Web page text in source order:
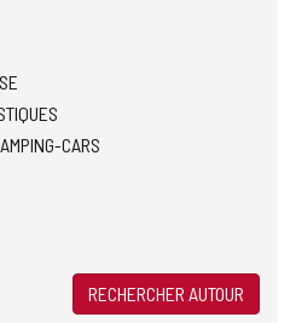
CARS
RECHERCHER AUTOUR